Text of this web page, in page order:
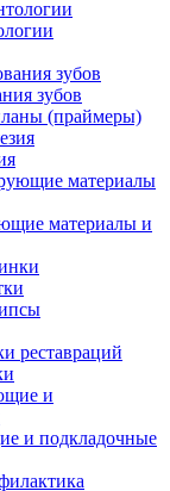
зубов
(праймеры)
материалы и
реставраций
и подкладочные